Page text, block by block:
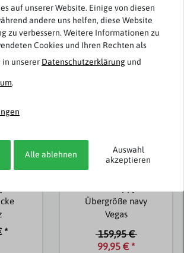
Artikel von S4 Jackets
*
-38%
Übergröße navy
Vegas
159,95 €
99,95 € *
auf unserer Website. Einige von diesen
andere uns helfen, diese Website
zu verbessern. Weitere Informationen zu
Cookies und Ihren Rechten als
in unserer Daten­schutz­erklärung und
.
Alle ablehnen
Auswahl
akzeptieren